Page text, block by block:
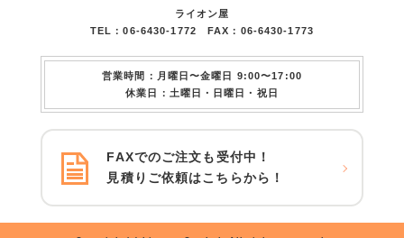
ライオン屋
TEL：06-6430-1772 FAX：06-6430-1773
営業時間：月曜日〜金曜日 9:00〜17:00
休業日：土曜日・日曜日・祝日
FAXでのご注文も受付中！
見積りご依頼はこちらから！